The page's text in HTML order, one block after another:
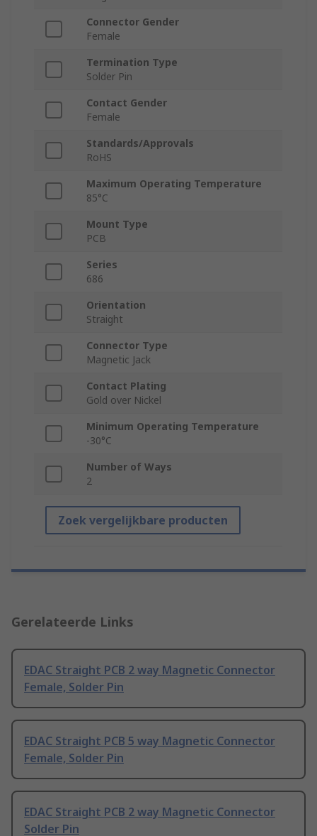
Connector Gender
Female
Termination Type
Solder Pin
Contact Gender
Female
Standards/Approvals
RoHS
Maximum Operating Temperature
85°C
Mount Type
PCB
Series
686
Orientation
Straight
Connector Type
Magnetic Jack
Contact Plating
Gold over Nickel
Minimum Operating Temperature
-30°C
Number of Ways
2
Zoek vergelijkbare producten
Gerelateerde Links
EDAC Straight PCB 2 way Magnetic Connector
Female, Solder Pin
EDAC Straight PCB 5 way Magnetic Connector
Female, Solder Pin
EDAC Straight PCB 2 way Magnetic Connector
Solder Pin